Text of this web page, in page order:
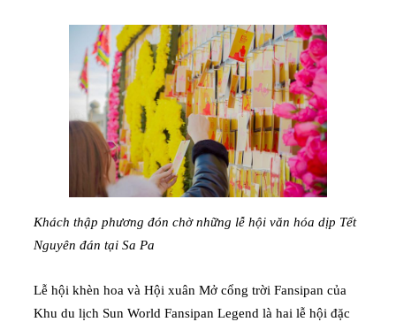
Khách thập phương đón chờ những lễ hội văn hóa dịp Tết
Nguyên đán tại Sa Pa
Lễ hội khèn hoa và Hội xuân Mở cổng trời Fansipan của
Khu du lịch Sun World Fansipan Legend là hai lễ hội đặc